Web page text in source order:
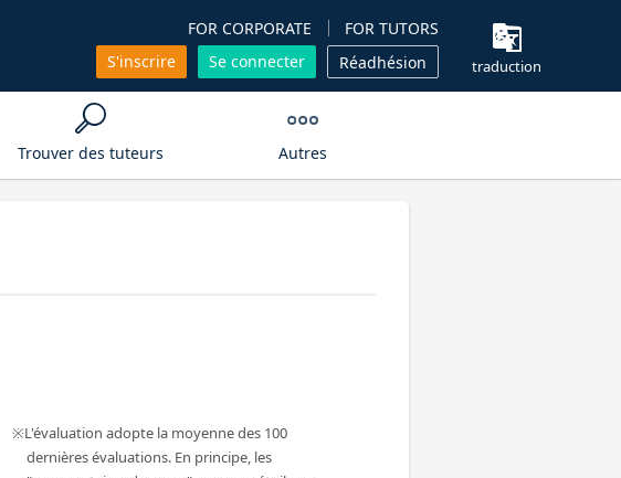
FOR CORPORATE
FOR TUTORS
S'inscrire
Se connecter Réadhésion traduction
Trouver des tuteurs Autres
L'évaluation adopte la moyenne des 100
dernières évaluations. En principe, les